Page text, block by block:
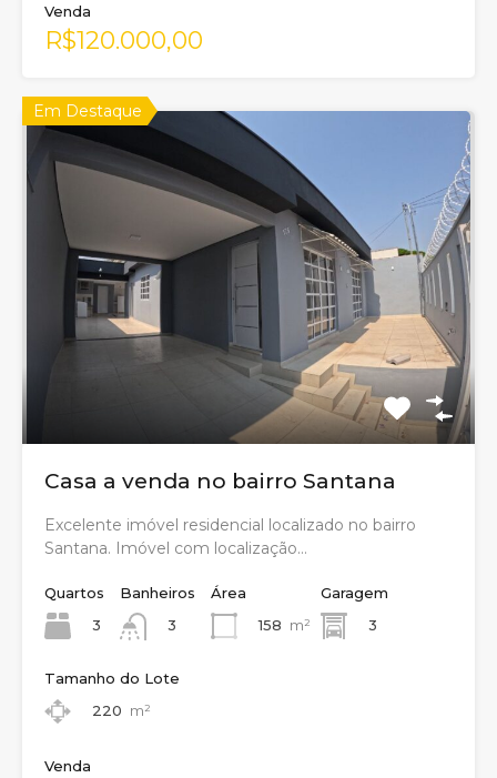
Venda
R$120.000,00
Em Destaque
Casa a venda no bairro Santana
Excelente imóvel residencial localizado no bairro
Santana. Imóvel com localização…
Quartos
3
Banheiros
3
Área
158 m²
Garagem
3
Tamanho do Lote
220 m²
Venda